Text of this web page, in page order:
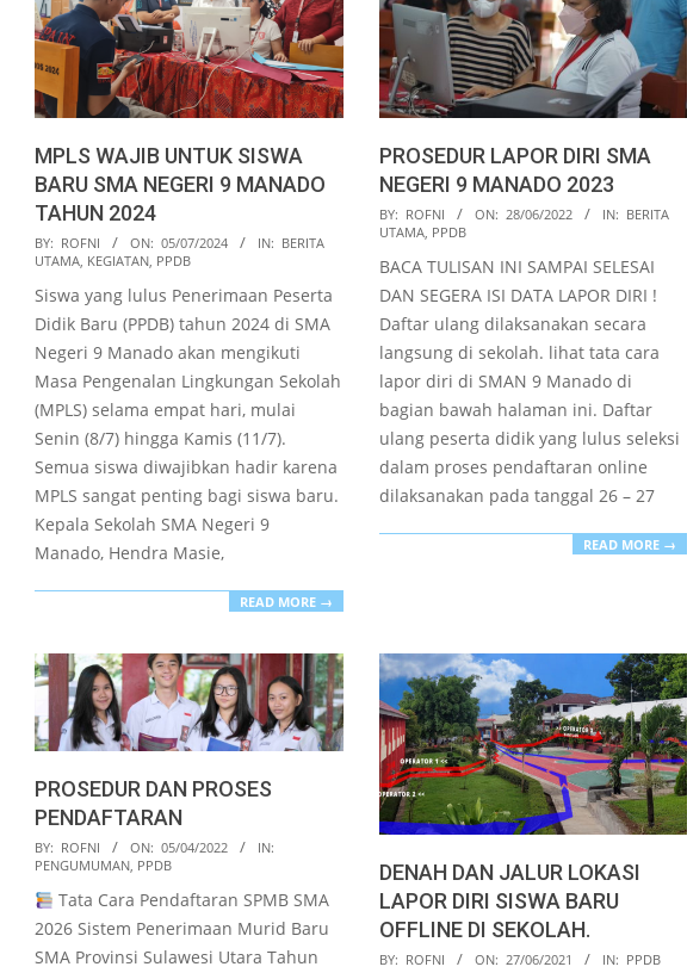
MPLS WAJIB UNTUK SISWA
BARU SMA NEGERI 9 MANADO
TAHUN 2024
2024-
07-
05
BY: ROFNI ON: 05/07/2024 IN: BERITA
UTAMA KEGIATAN PPDB
Siswa yang lulus Penerimaan Peserta
Didik Baru (PPDB) tahun 2024 di SMA
Negeri 9 Manado akan mengikuti
Masa Pengenalan Lingkungan Sekolah
(MPLS) selama empat hari, mulai
Senin (8/7) hingga Kamis (11/7).
Semua siswa diwajibkan hadir karena
MPLS sangat penting bagi siswa baru.
Kepala Sekolah SMA Negeri 9
Manado, Hendra Masie,
READ MORE →
PROSEDUR LAPOR DIRI SMA
NEGERI 9 MANADO 2023
2022-
06-
28
BY: ROFNI ON: 28/06/2022 IN: BERITA
UTAMA, PPDB
BACA TULISAN INI SAMPAI SELESAI
DAN SEGERA ISI DATA LAPOR DIRI !
Daftar ulang dilaksanakan secara
langsung di sekolah. lihat tata cara
lapor diri di SMAN 9 Manado di
bagian bawah halaman ini. Daftar
ulang peserta didik yang lulus seleksi
dalam proses pendaftaran online
dilaksanakan pada tanggal 26 – 27
READ MORE →
PROSEDUR DAN PROSES
PENDAFTARAN
2022-
04-
05
BY: ROFNI ON: 05/04/2022
IN:
PENGUMUMAN, PPDB
Tata Cara Pendaftaran SPMB SMA
2026 Sistem Penerimaan Murid Baru
SMA Provinsi Sulawesi Utara Tahun
DENAH DAN JALUR LOKASI
LAPOR DIRI SISWA BARU
OFFLINE DI SEKOLAH.
2021-
BY: ROFNI ON: 27/06/2021 IN: PPDB